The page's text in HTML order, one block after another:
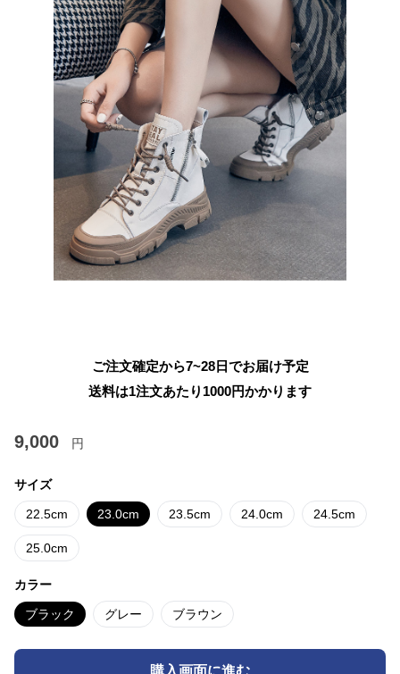
ご注文確定から7~28日でお届け予定
送料は1注文あたり 1000円かかります
9,000 円
サイズ
22.5cm 23.0cm 23.5cm 24.0cm 24.5cm
25.0cm
カラー
ブラック グレー ブラウン
購入画面に進む